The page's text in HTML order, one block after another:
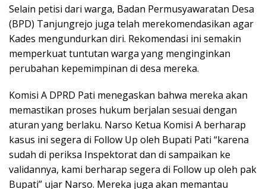
Selain petisi dari warga, Badan Permusyawaratan Desa
(BPD) Tanjungrejo juga telah merekomendasikan agar
Kades mengundurkan diri. Rekomendasi ini semakin
memperkuat tuntutan warga yang menginginkan
perubahan kepemimpinan di desa mereka.
Komisi A DPRD Pati menegaskan bahwa mereka akan
memastikan proses hukum berjalan sesuai dengan
aturan yang berlaku. Narso Ketua Komisi A berharap
kasus ini segera di Follow Up oleh Bupati Pati “karena
sudah di periksa Inspektorat dan di sampaikan ke
validannya, kami berharap segera di Follow up oleh pak
Bupati” ujar Narso. Mereka juga akan memantau